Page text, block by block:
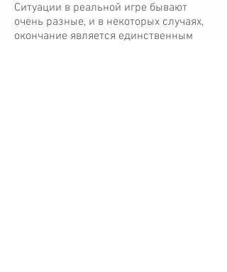
Ситуации в реальной игре бывают
очень разные, и в некоторых случаях,
окончание является единственным